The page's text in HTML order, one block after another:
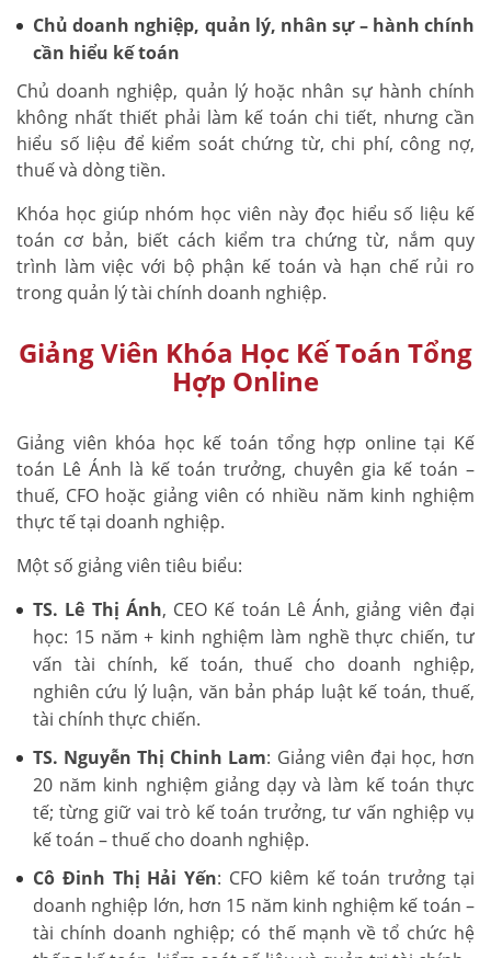
Chủ doanh nghiệp, quản lý, nhân sự – hành chính
cần hiểu kế toán
Chủ doanh nghiệp, quản lý hoặc nhân sự hành chính
không nhất thiết phải làm kế toán chi tiết, nhưng cần
hiểu số liệu để kiểm soát chứng từ, chi phí, công nợ,
thuế và dòng tiền.
Khóa học giúp nhóm học viên này đọc hiểu số liệu kế
toán cơ bản, biết cách kiểm tra chứng từ, nắm quy
trình làm việc với bộ phận kế toán và hạn chế rủi ro
trong quản lý tài chính doanh nghiệp.
Giảng Viên Khóa Học Kế Toán Tổng
Hợp Online
Giảng viên khóa học kế toán tổng hợp online tại Kế
toán Lê Ánh là kế toán trưởng, chuyên gia kế toán –
thuế, CFO hoặc giảng viên có nhiều năm kinh nghiệm
thực tế tại doanh nghiệp.
Một số giảng viên tiêu biểu:
TS. Lê Thị Ánh, CEO Kế toán Lê Ánh, giảng viên đại
học: 15 năm + kinh nghiệm làm nghề thực chiến, tư
vấn tài chính, kế toán, thuế cho doanh nghiệp,
nghiên cứu lý luận, văn bản pháp luật kế toán, thuế,
tài chính thực chiến.
TS. Nguyễn Thị Chinh Lam: Giảng viên đại học, hơn
20 năm kinh nghiệm giảng dạy và làm kế toán thực
tế; từng giữ vai trò kế toán trưởng, tư vấn nghiệp vụ
kế toán – thuế cho doanh nghiệp.
Cô Đinh Thị Hải Yến: CFO kiêm kế toán trưởng tại
doanh nghiệp lớn, hơn 15 năm kinh nghiệm kế toán –
tài chính doanh nghiệp; có thế mạnh về tổ chức hệ